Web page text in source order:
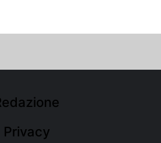
Privacy